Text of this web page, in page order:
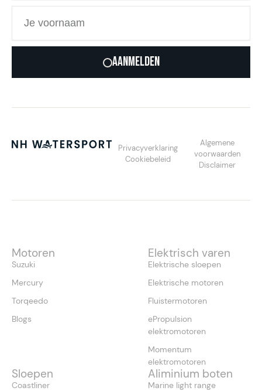
Aanmelden
Privacyverklaring
Cookiebeleid
Algemene
voorwaarden
Disclaimer
Motoren
Suzuki
Mercury
Torqeedo
Blogs
Elektrisch varen
Elektrische sloepen
Elektrische motoren
Fluistermotoren
ePropulsion
elektromotoren
Momentum
elektromotoren
Sloepen
Coastliner
Aliminium boten
Marine light range